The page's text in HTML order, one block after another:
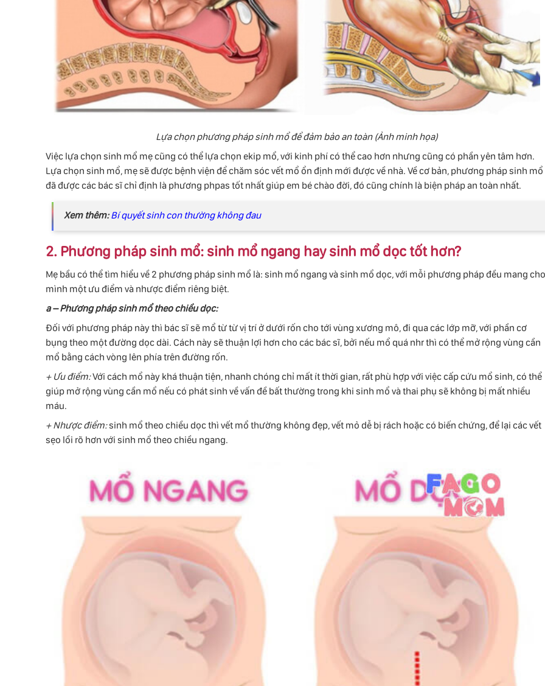
Lựa chọn phương pháp sinh mổ để đảm bảo an toàn (Ảnh minh họa)
Việc lựa chọn sinh mổ mẹ cũng có thể lựa chọn ekip mổ, với kinh phí có thể cao hơn nhưng cũng có phần yên tâm hơn.
Lựa chọn sinh mổ, mẹ sẽ được bệnh viện để chăm sóc vết mổ ổn định mới được về nhà. Về cơ bản, phương pháp sinh mổ
đã được các bác sĩ chỉ định là phương phpas tốt nhất giúp em bé chào đời, đó cũng chính là biện pháp an toàn nhất.
Xem thêm:Bí quyết sinh con thường không đau
2. Phương pháp sinh mổ: sinh mổ ngang hay sinh mổ dọc tốt hơn?
Mẹ bầu có thể tìm hiểu về 2 phương pháp sinh mổ là: sinh mổ ngang và sinh mổ dọc, với mỗi phương pháp đều mang cho
mình một ưu điểm và nhược điểm riêng biệt.
a – Phương pháp sinh mổ theo chiều dọc:
Đối với phương pháp này thì bác sĩ sẽ mổ từ từ vị trí ở dưới rốn cho tới vùng xương mô, đi qua các lớp mỡ, với phần cơ
bụng theo một đường dọc dài. Cách này sẽ thuận lợi hơn cho các bác sĩ, bởi nếu mổ quá nhr thì có thể mở rộng vùng cần
mổ bằng cách vòng lên phía trên đường rốn.
+ Ưu điểm:Với cách mổ này khá thuận tiện, nhanh chóng chỉ mất ít thời gian, rất phù hợp với việc cấp cứu mổ sinh, có thể
giúp mở rộng vùng cần mổ nếu có phát sinh về vấn đề bất thường trong khi sinh mổ và thai phụ sẽ không bị mất nhiều
máu.
+ Nhược điểm:sinh mổ theo chiều dọc thì vết mổ thường không đẹp, vết mỏ dễ bị rách hoặc có biến chứng, để lại các vết
sẹo lồi rõ hơn với sinh mổ theo chiều ngang.